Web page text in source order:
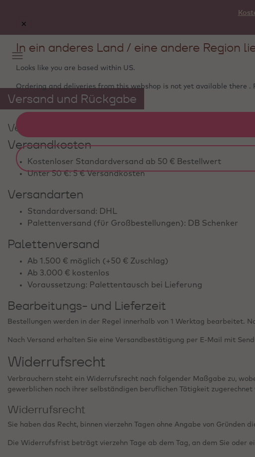
Versand und Rückgabe
Versand
Versandkosten
Kostenloser Standardversand ab 50 € Bestellwert
Unter 50 €: 5 € Versandkosten
Versandarten
Standardversand: DHL
Palettenversand (für Großbestellungen): DB Schenker
Palettenversand
Ab 1.500 € möglich (+50 € Zuschlag)
Ab 3.000 € kostenlos
Voraussetzung: Palettentausch bei Lieferung
Bearbeitungs- und Lieferzeit
Bestellungen werden in der Regel innerhalb von 1 Werktag bearbeitet.
Nach Versand erhalten Sie eine Versandbestätigung per E-Mail mit
Widerrufsrecht
Verbrauchern steht ein Widerrufsrecht nach folgender Maßgabe zu,
gewerblichen noch ihrer selbständigen beruflichen Tätigkeit zugerechnet
Widerrufsrecht
Sie haben das Recht, binnen vierzehn Tagen ohne Angabe von Gründen
Die Widerrufsfrist beträgt vierzehn Tage ab dem Tag, an dem Sie oder
In ein anderes Land / eine andere Region
Looks like you are based within US.
Ordering and deliveries from this webshop is not yet available there